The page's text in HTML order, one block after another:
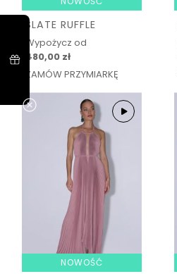
SLATE RUFFLE
Wypożycz od
480,00 zł
ZAMÓW PRZYMIARKĘ
NOWOŚĆ